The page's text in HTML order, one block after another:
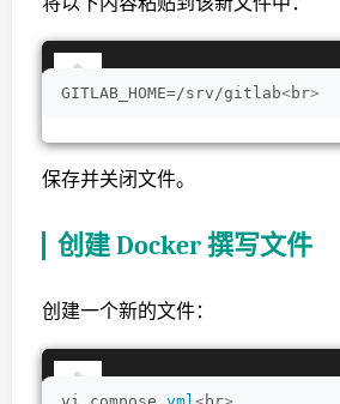
GITLAB_HOME=/srv/gitlab<br>
保存并关闭文件。
创建 Docker 撰写文件
创建一个新的文件：